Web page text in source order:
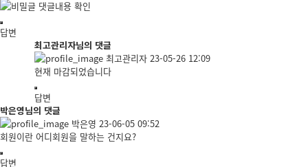
댓글내용 확인
답변
최고관리자님의 댓글
최고관리자 23-05-26 12:09
현재 마감되었습니다
답변
박은영님의 댓글
박은영 23-06-05 09:52
회원이란 어디회원을 말하는 건지요?
답변